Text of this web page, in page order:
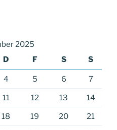
2025
D F S S
4 5 6 7
11 12 13 14
18 19 20 21